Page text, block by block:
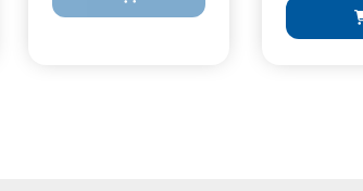
et soigné. Plus qu’à tester ça sur l’eau ! Je
ce magasin pour son professionnalisme et sa